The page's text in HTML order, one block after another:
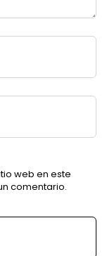
web en este
comentario.